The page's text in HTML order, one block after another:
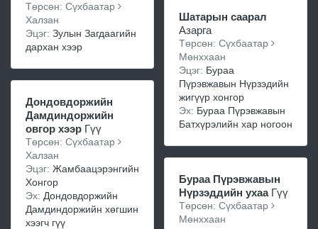
Төрсөн: Сүхбаатар
Халзан
Эцэг: Зулын Загдаагийн
дархан хээр
Дондовдоржийн
Дамдиндоржийн
овгор хээр Гүү
Төрсөн: Сүхбаатар
Халзан
Эцэг: Жамбаацэрэнгийн
Хонгор
Эх: Дондовдоржийн
Дамдиндоржийн хөгшин
хээгч гүү
Шатарын саарал
Азарга
Төрсөн: Сүхбаатар
Мөнххаан
Эцэг: Бураа
Пүрэвжавын Нүрзэдийн
жигүүр хонгор
Эх: Бураа Пүрэвжавын
Батхүрэлийн хар ногоон
Бураа Пүрэвжавын
Нүрзэддийн ухаа Гүү
Төрсөн: Сүхбаатар
Мөнххаан